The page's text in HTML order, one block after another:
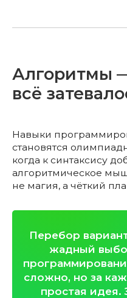
Алгоритмы
всё
Навыки
становятся
когда к синтаксису
алгоритмическое
не магия, а чёткий
Перебор
жадный
сложно, но за
простая идея.